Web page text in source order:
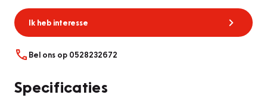
Ik heb interesse
Bel ons op 0528232672
Specificaties